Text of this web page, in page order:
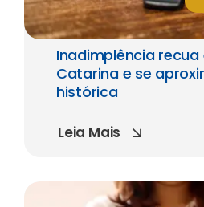
Inadimplência
Catarina e se
histórica
Leia Mais